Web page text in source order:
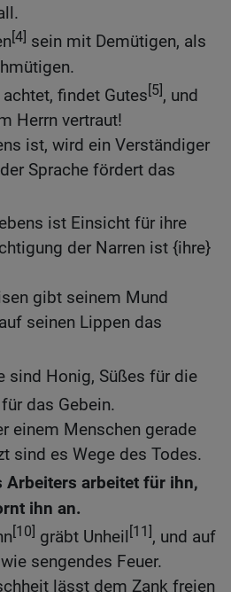
[4] sein mit Demütigen, als
findet Gutes[5], und
Herrn vertraut!
ist, wird ein Verständiger
Sprache fördert das
ist Einsicht für ihre
der Narren ist {ihre}
gibt seinem Mund
seinen Lippen das
sind Honig, Süßes für die
für das Gebein.
einem Menschen gerade
sind es Wege des Todes.
Arbeiters arbeitet für ihn,
ihn an.
[10] gräbt Unheil [11], und auf
sengendes Feuer.
lässt dem Zank freien